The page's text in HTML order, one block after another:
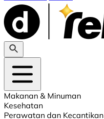
Makanan & Minuman
Kesehatan
Perawatan dan Kecantikan